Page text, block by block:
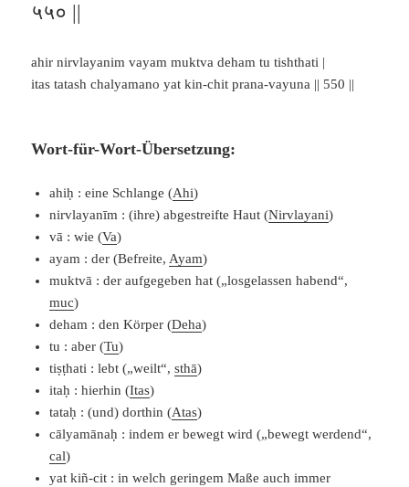
५५० ||
ahir nirvlayanim vayam muktva deham tu tishthati |
itas tatash chalyamano yat kin-chit prana-vayuna || 550 ||
Wort-für-Wort-Übersetzung:
ahiḥ : eine Schlange (Ahi)
nirvlayanīm : (ihre) abgestreifte Haut (Nirvlayani)
vā : wie (Va)
ayam : der (Befreite,Ayam)
muktvā : der aufgegeben hat („losgelassen habend“,
muc)
deham : den Körper (Deha)
tu : aber (Tu)
tiṣṭhati : lebt („weilt“,sthā)
itaḥ : hierhin (Itas)
tataḥ : (und) dorthin (Atas)
cālyamānaḥ : indem er bewegt wird („bewegt werdend“,
cal)
yat kiñ-cit : in welch geringem Maße auch immer